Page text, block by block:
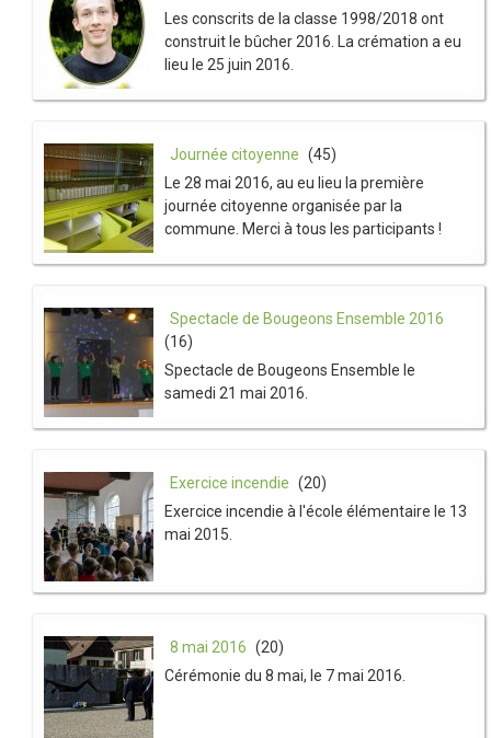
Les conscrits de la classe 1998/2018 ont
construit le bûcher 2016. La crémation a eu
lieu le 25 juin 2016.
Journée citoyenne (45)
Le 28 mai 2016, au eu lieu la première
journée citoyenne organisée par la
commune. Merci à tous les participants !
Spectacle de Bougeons Ensemble 2016
(16)
Spectacle de Bougeons Ensemble le
samedi 21 mai 2016.
Exercice incendie (20)
Exercice incendie à l'école élémentaire le 13
mai 2015.
8 mai 2016 (20)
Cérémonie du 8 mai, le 7 mai 2016.